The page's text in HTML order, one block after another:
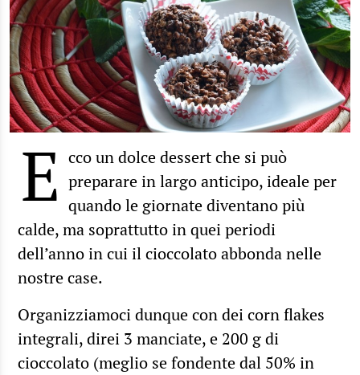
E cco un dolce dessert che si può
preparare in largo anticipo, ideale per
quando le giornate diventano più
calde, ma soprattutto in quei periodi
dell’anno in cui il cioccolato abbonda nelle
nostre case.
Organizziamoci dunque con dei corn flakes
integrali, direi 3 manciate, e 200 g di
cioccolato (meglio se fondente dal 50% in